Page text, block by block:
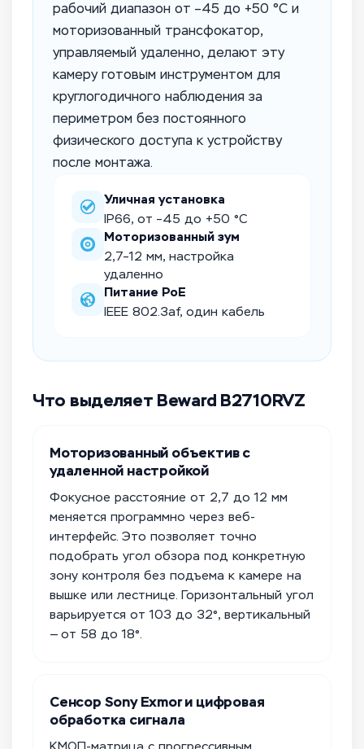
рабочий диапазон от –45 до +50 °C и
моторизованный трансфокатор,
управляемый удаленно, делают эту
камеру готовым инструментом для
круглогодичного наблюдения за
периметром без постоянного
физического доступа к устройству
после монтажа.
Уличная установка
IP66, от –45 до +50 °C
Моторизованный зум
2,7–12 мм, настройка
удаленно
Питание PoE
IEEE 802.3af, один кабель
Что выделяет Beward B2710RVZ
Моторизованный объектив с
удаленной настройкой
Фокусное расстояние от 2,7 до 12 мм
меняется программно через веб-
интерфейс. Это позволяет точно
подобрать угол обзора под конкретную
зону контроля без подъема к камере на
вышке или лестнице. Горизонтальный угол
варьируется от 103 до 32°, вертикальный
— от 58 до 18°.
Сенсор Sony Exmor и цифровая
обработка сигнала